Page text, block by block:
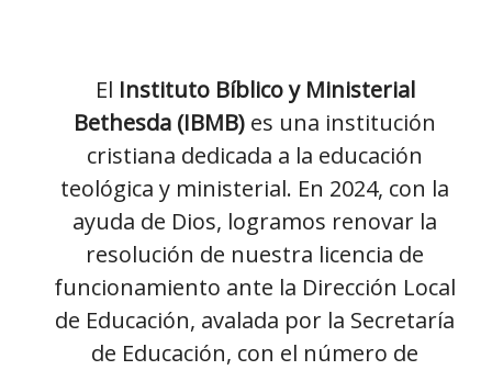
El Instituto Bíblico y Ministerial
Bethesda (IBMB) es una institución
cristiana dedicada a la educación
teológica y ministerial. En 2024, con la
ayuda de Dios, logramos renovar la
resolución de nuestra licencia de
funcionamiento ante la Dirección Local
de Educación, avalada por la Secretaría
de Educación, con el número de